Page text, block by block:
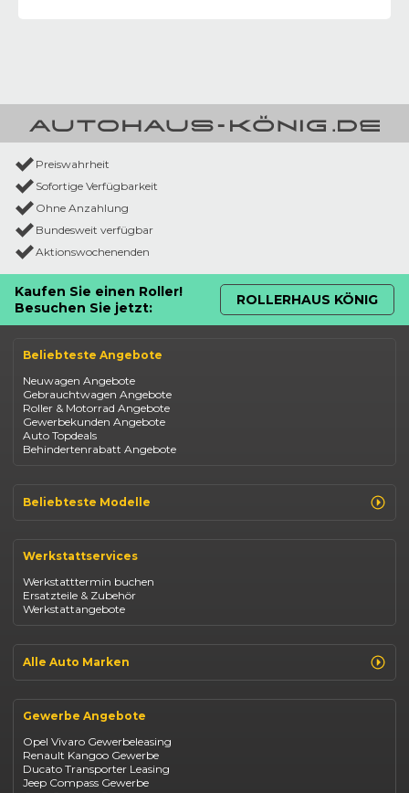
Preiswahrheit
Sofortige Verfügbarkeit
Ohne Anzahlung
Bundesweit verfügbar
Aktionswochenenden
Kaufen Sie einen Roller!
Besuchen Sie jetzt:
ROLLERHAUS KÖNIG
Beliebteste Angebote
Neuwagen Angebote
Gebrauchtwagen Angebote
Roller & Motorrad Angebote
Gewerbekunden Angebote
Auto Topdeals
Behindertenrabatt Angebote
Beliebteste Modelle
Opel Corsa
Fiat 500
Dacia Duster
Dacia Sandero
Jeep Compass
Suzuki Vitara
Suzuki Swift
Mazda CX-30
Werkstattservices
Werkstatttermin buchen
Ersatzteile & Zubehör
Werkstattangebote
Alle Auto Marken
Opel
Fiat
Jeep
Suzuki
BYD
Kia
Gewerbe Angebote
Opel Vivaro Gewerbeleasing
Renault Kangoo Gewerbe
Ducato Transporter Leasing
Jeep Compass Gewerbe